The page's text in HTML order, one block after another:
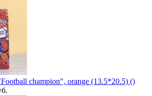
champion", orange (13.5*20.5) ()